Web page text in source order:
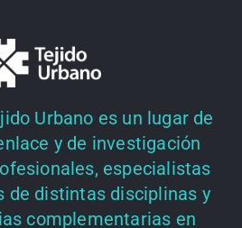
Urbano es un lugar de
y de investigación
especialistas
de distintas disciplinas y
complementarias en